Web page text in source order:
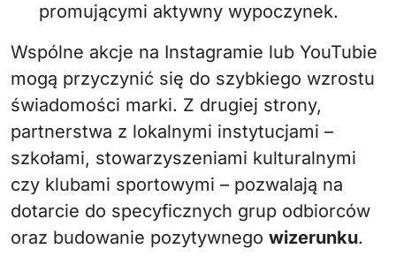
promującymi aktywny wypoczynek.
Wspólne akcje na Instagramie lub YouTubie
mogą przyczynić się do szybkiego wzrostu
świadomości marki. Z drugiej strony,
partnerstwa z lokalnymi instytucjami –
szkołami, stowarzyszeniami kulturalnymi
czy klubami sportowymi – pozwalają na
dotarcie do specyficznych grup odbiorców
oraz budowanie pozytywnego wizerunku.